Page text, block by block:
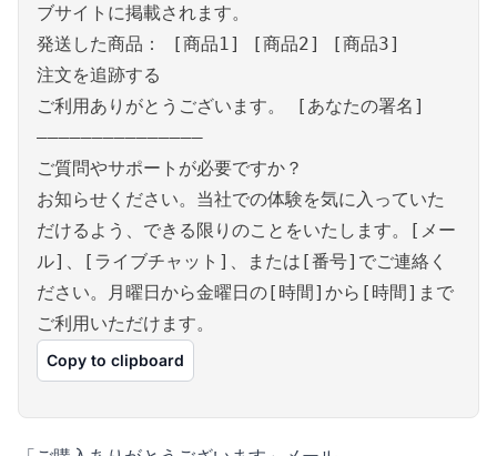
ブサイトに掲載されます。
発送した商品： [商品1] [商品2] [商品3]
注文を追跡する
ご利用ありがとうございます。 [あなたの署名]
———————————————
ご質問やサポートが必要ですか？
お知らせください。当社での体験を気に入っていた
だけるよう、できる限りのことをいたします。[メー
ル]、[ライブチャット]、または[番号]でご連絡く
ださい。月曜日から金曜日の[時間]から[時間]まで
ご利用いただけます。
Copy to clipboard